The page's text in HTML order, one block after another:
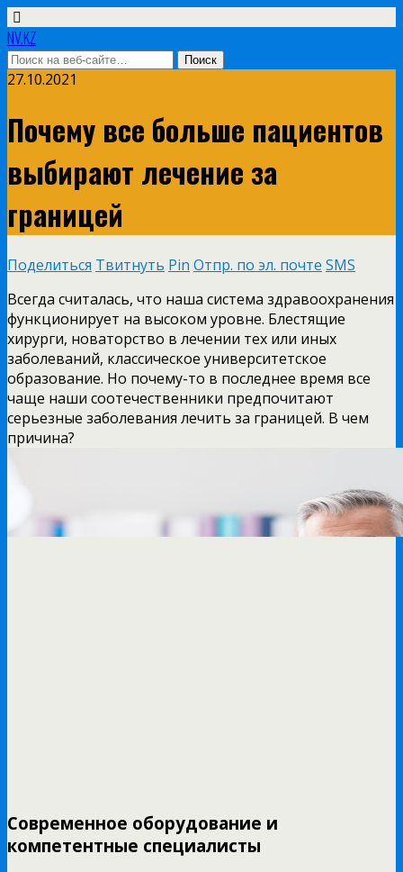
NV.KZ
27.10.2021
Почему все больше пациентов
выбирают лечение за
границей
Поделиться Твитнуть Pin Отпр. по эл. почте SMS
Всегда считалась, что наша система здравоохранения
функционирует на высоком уровне. Блестящие
хирурги, новаторство в лечении тех или иных
заболеваний, классическое университетское
образование. Но почему-то в последнее время все
чаще наши соотечественники предпочитают
серьезные заболевания лечить за границей. В чем
причина?
Современное оборудование и
компетентные специалисты